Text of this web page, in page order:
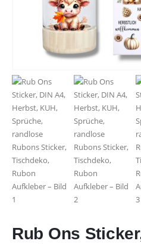
Rub Ons